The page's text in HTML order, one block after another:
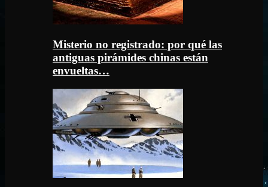
Misterio no registrado: por qué las
antiguas pirámides chinas están
envueltas…